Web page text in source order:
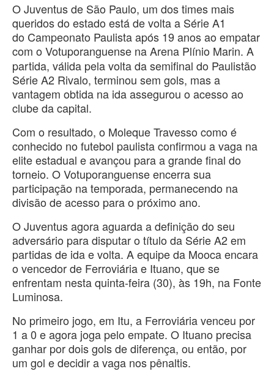
O Juventus de São Paulo, um dos times mais
queridos do estado está de volta a Série A1
do Campeonato Paulista após 19 anos ao empatar
com o Votuporanguense na Arena Plínio Marin. A
partida, válida pela volta da semifinal do Paulistão
Série A2 Rivalo, terminou sem gols, mas a
vantagem obtida na ida assegurou o acesso ao
clube da capital.
Com o resultado, o Moleque Travesso como é
conhecido no futebol paulista confirmou a vaga na
elite estadual e avançou para a grande final do
torneio. O Votuporanguense encerra sua
participação na temporada, permanecendo na
divisão de acesso para o próximo ano.
O Juventus agora aguarda a definição do seu
adversário para disputar o título da Série A2 em
partidas de ida e volta. A equipe da Mooca encara
o vencedor de Ferroviária e Ituano, que se
enfrentam nesta quinta-feira (30), às 19h, na Fonte
Luminosa.
No primeiro jogo, em Itu, a Ferroviária venceu por
1 a 0 e agora joga pelo empate. O Ituano precisa
ganhar por dois gols de diferença, ou então, por
um gol e decidir a vaga nos pênaltis.